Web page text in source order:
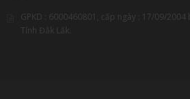
GPKD : 6000460801 , cấp ngày : 17/09/2004
Tỉnh Đắk Lắk.